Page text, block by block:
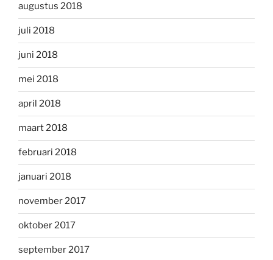
augustus 2018
juli 2018
juni 2018
mei 2018
april 2018
maart 2018
februari 2018
januari 2018
november 2017
oktober 2017
september 2017